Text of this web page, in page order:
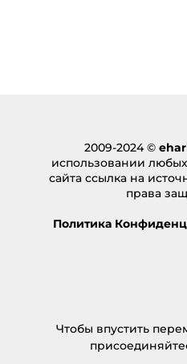
2009-2024 ©
использовании
сайта ссылка на
права
Политика
Чтобы впустить